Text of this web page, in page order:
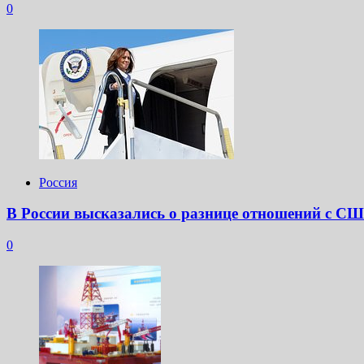
0
Россия
В России высказались о разнице отношений с
0